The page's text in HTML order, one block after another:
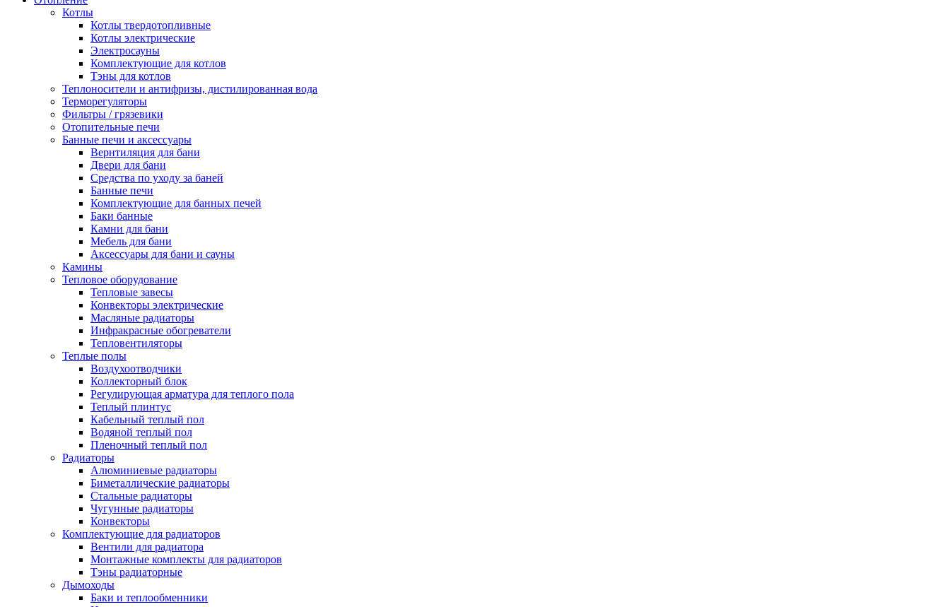
Котлы
Котлы твердотопливные
Котлы электрические
Электросауны
Комплектующие для котлов
Тэны для котлов
Теплоносители и антифризы, дистилированная вода
Терморегуляторы
Фильтры / грязевики
Отопительные печи
Банные печи и аксессуары
Вернтиляция для бани
Двери для бани
Средства по уходу за баней
Банные печи
Комплектующие для банных печей
Баки банные
Камни для бани
Мебель для бани
Аксессуары для бани и сауны
Камины
Тепловое оборудование
Тепловые завесы
Конвекторы электрические
Масляные радиаторы
Инфракрасные обогреватели
Тепловентиляторы
Теплые полы
Воздухоотводчики
Коллекторный блок
Регулирующая арматура для теплого пола
Теплый плинтус
Кабельный теплый пол
Водяной теплый пол
Пленочный теплый пол
Радиаторы
Алюминиевые радиаторы
Биметаллические радиаторы
Стальные радиаторы
Чугунные радиаторы
Конвекторы
Комплектующие для радиаторов
Вентили для радиатора
Монтажные комплекты для радиаторов
Тэны радиаторные
Дымоходы
Баки и теплообменники